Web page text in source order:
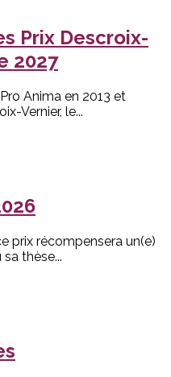
Prix Descroix-
2027
Anima en 2013 et
Vernier, le...
prix récompensera un(e)
thèse...